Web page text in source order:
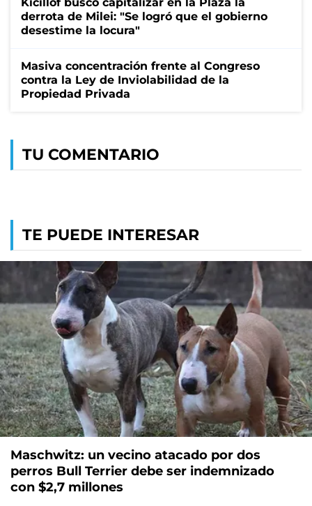
derrota de Milei: "Se logró que el gobierno
desestime la locura"
Masiva concentración frente al Congreso
contra la Ley de Inviolabilidad de la
Propiedad Privada
TU COMENTARIO
TE PUEDE INTERESAR
Maschwitz: un vecino atacado por dos
perros Bull Terrier debe ser indemnizado
con $2,7 millones